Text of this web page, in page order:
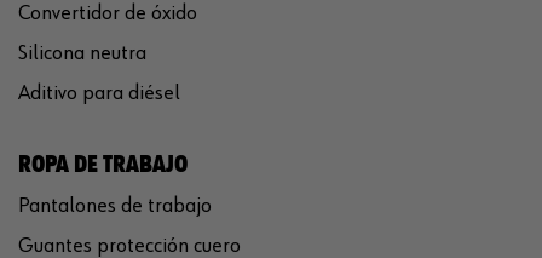
Convertidor de óxido
Silicona neutra
Aditivo para diésel
ROPA DE TRABAJO
Pantalones de trabajo
Guantes protección cuero